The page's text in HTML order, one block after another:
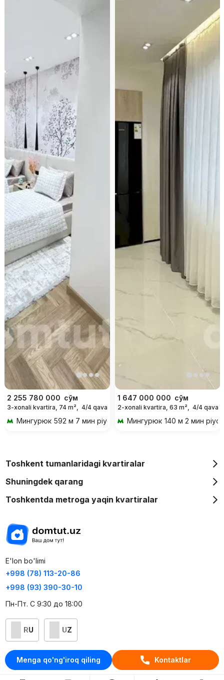
Menga qo'ng'iroq qiling Kontaktlar
2 255 780 000 сўм
3-xonali kvartira, 74 m², 4/4 qavat
Мингурюк 592 м 7 мин piyoda
1 647 000 000 сўм
2-xonali kvartira, 63 m², 4/4 qavat
Мингурюк 140 м 2 мин
Toshkent tumanlaridagi kvartiralar
Shuningdek qarang
Toshkentda metroga yaqin kvartiralar
E'lon bo'limi
+998 (78) 113-20-86
+998 (93) 390-30-10
Пн-Пт. С 9:30 до 18:00
RU UZ
Kontaktlar